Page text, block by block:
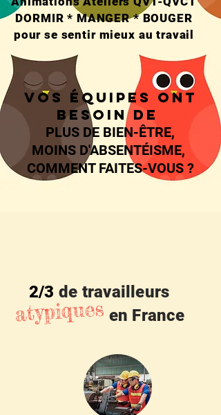
DORMIR * MANGER * BOUGER
pour se sentir mieux au travail
Vos équipes ont
besoin de
PLUS DE BIEN-ÊTRE,
MOINS D'ABSENTÉISME,
COMMENT FAITES-VOUS ?
atypiques
2/3 de travailleurs
en France